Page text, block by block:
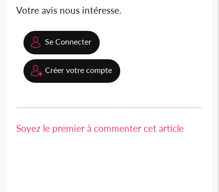
Votre avis nous intéresse.
Se Connecter
Créer votre compte
Soyez le premier à commenter cet article